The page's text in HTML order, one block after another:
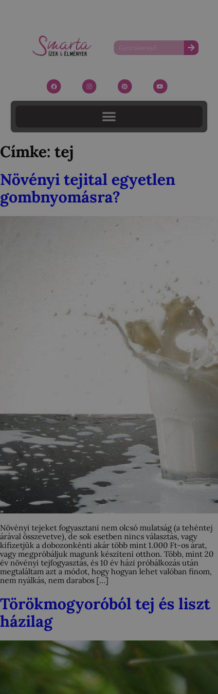
Címke: tej
Növényi tejital egyetlen
gombnyomásra?
Növényi tejeket fogyasztani nem olcsó mulatság (a tehéntej
árával összevetve), de sok esetben nincs választás, vagy
kifizetjük a dobozonkénti akár több mint 1.000 Ft-os árat,
vagy megpróbáljuk magunk készíteni otthon. Több, mint 20
év növényi tejfogyasztás, és 10 év házi próbálkozás után
megtaláltam azt a módot, hogy hogyan lehet valóban finom,
nem nyálkás, nem darabos […]
Törökmogyoróból tej és liszt
házilag